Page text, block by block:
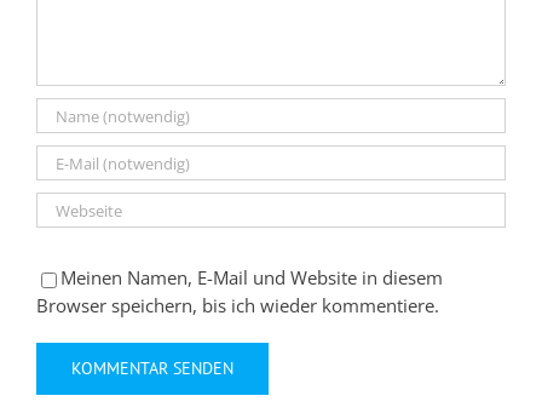
Meinen Namen, E-Mail und Website in diesem
Browser speichern, bis ich wieder kommentiere.